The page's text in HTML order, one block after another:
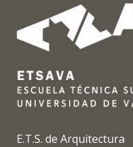
E.T.S. de Arquitectura